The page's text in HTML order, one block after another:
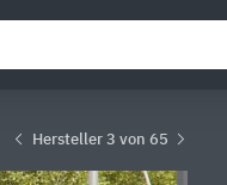
Hersteller 3 von 65